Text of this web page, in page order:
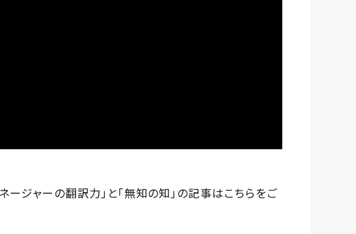
ジャーの翻訳力」と「無知の知」の記事はこちらをご